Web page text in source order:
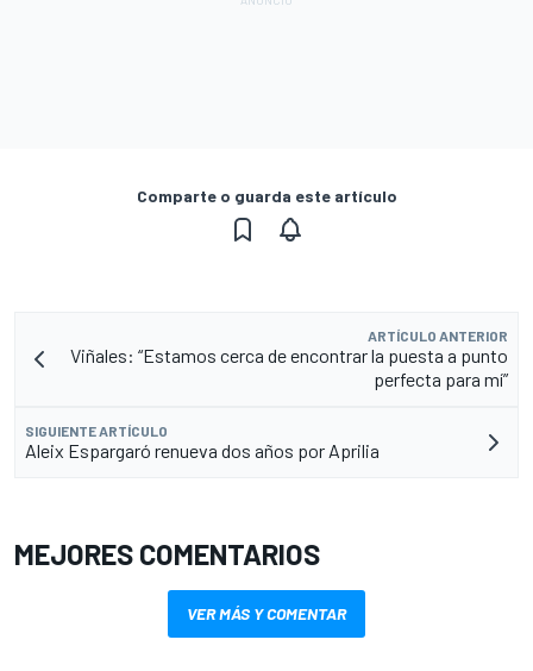
Comparte o guarda este artículo
ARTÍCULO ANTERIOR
Viñales: “Estamos cerca de encontrar la puesta a punto
perfecta para mí”
SIGUIENTE ARTÍCULO
Aleix Espargaró renueva dos años por Aprilia
MEJORES COMENTARIOS
VER MÁS Y COMENTAR